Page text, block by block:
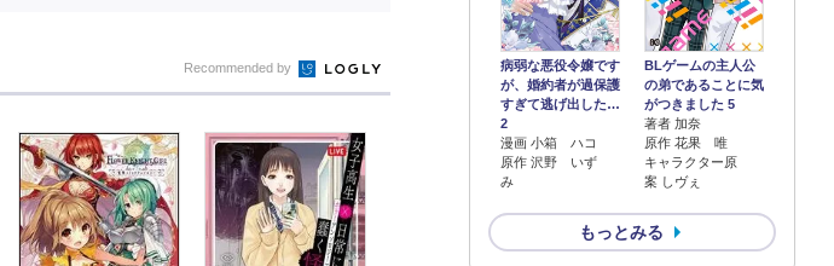
病弱な悪役令嬢です
が、婚約者が過保護
すぎて逃げ出した…
2
漫画 小箱 ハコ
原作 沢野 いず
み
BLゲームの主人公
の弟であることに気
がつきました 5
著者 加奈
原作 花果 唯
キャラクター原
案 しヴぇ
もっとみる
Recommended by